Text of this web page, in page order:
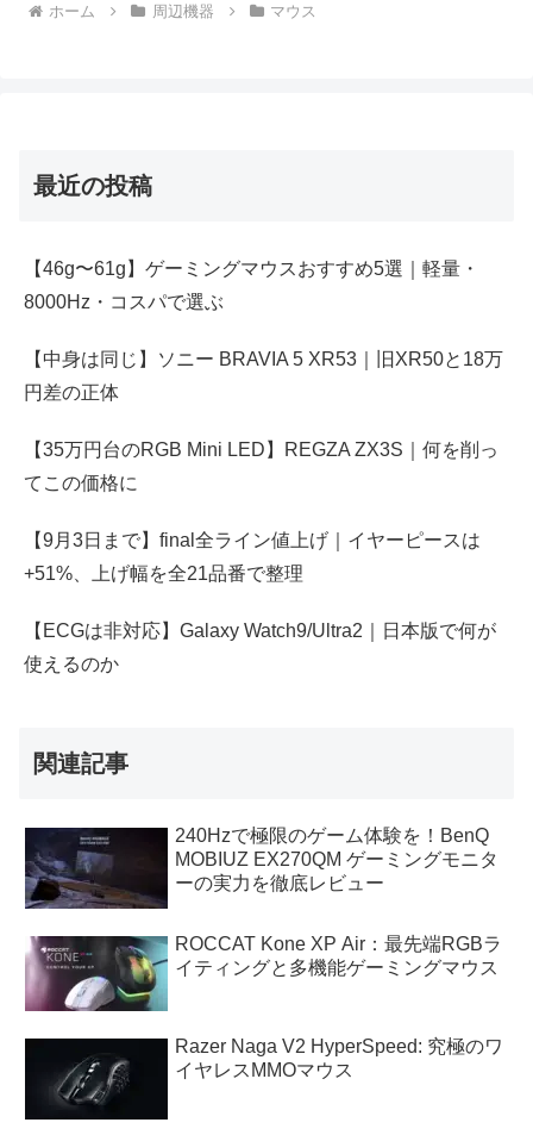
ホーム 周辺機器 マウス
最近の投稿
【46g〜61g】ゲーミングマウスおすすめ5選｜軽量・
8000Hz・コスパで選ぶ
【中身は同じ】ソニー BRAVIA 5 XR53｜旧XR50と18万
円差の正体
【35万円台のRGB Mini LED】REGZA ZX3S｜何を削っ
てこの価格に
【9月3日まで】final全ライン値上げ｜イヤーピースは
+51%、上げ幅を全21品番で整理
【ECGは非対応】Galaxy Watch9/Ultra2｜日本版で何が
使えるのか
関連記事
240Hzで極限のゲーム体験を！BenQ
MOBIUZ EX270QM ゲーミングモニタ
ーの実力を徹底レビュー
ROCCAT Kone XP Air：最先端RGBラ
イティングと多機能ゲーミングマウス
Razer Naga V2 HyperSpeed: 究極のワ
イヤレスMMOマウス